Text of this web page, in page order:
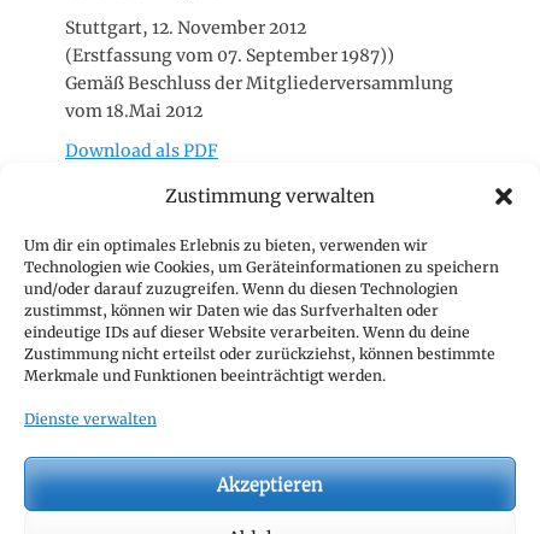
Zustimmung verwalten
Um dir ein optimales Erlebnis zu bieten, verwenden wir
Technologien wie Cookies, um Geräteinformationen zu speichern
und/oder darauf zuzugreifen. Wenn du diesen Technologien
zustimmst, können wir Daten wie das Surfverhalten oder
eindeutige IDs auf dieser Website verarbeiten. Wenn du deine
Zustimmung nicht erteilst oder zurückziehst, können bestimmte
Merkmale und Funktionen beeinträchtigt werden.
Dienste verwalten
Akzeptieren
Stuttgart, 12. November 2012
(Erstfassung vom 07. September 1987))
Gemäß Beschluss der Mitgliederversammlung
vom 18.Mai 2012
Download als PDF
Geschäftsstelle
CTJ Geschäftsstelle
c/o CIVD e.V.
z. Hd. Thomas Nitsch
Hamburger Allee 14
Mail:geschaeftsstelle@c-t-j.eu